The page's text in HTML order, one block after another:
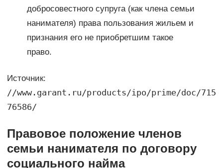
добросовестного супруга (как члена семьи
нанимателя) права пользования жильем и
признания его не приобретшим такое
право.
Источник:
//www.garant.ru/products/ipo/prime/doc/715
76586/
Правовое положение членов
семьи нанимателя по договору
социального найма